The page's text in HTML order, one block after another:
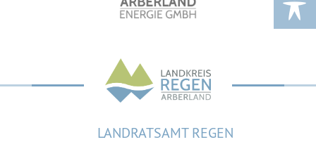
LANDRATSAMT REGEN